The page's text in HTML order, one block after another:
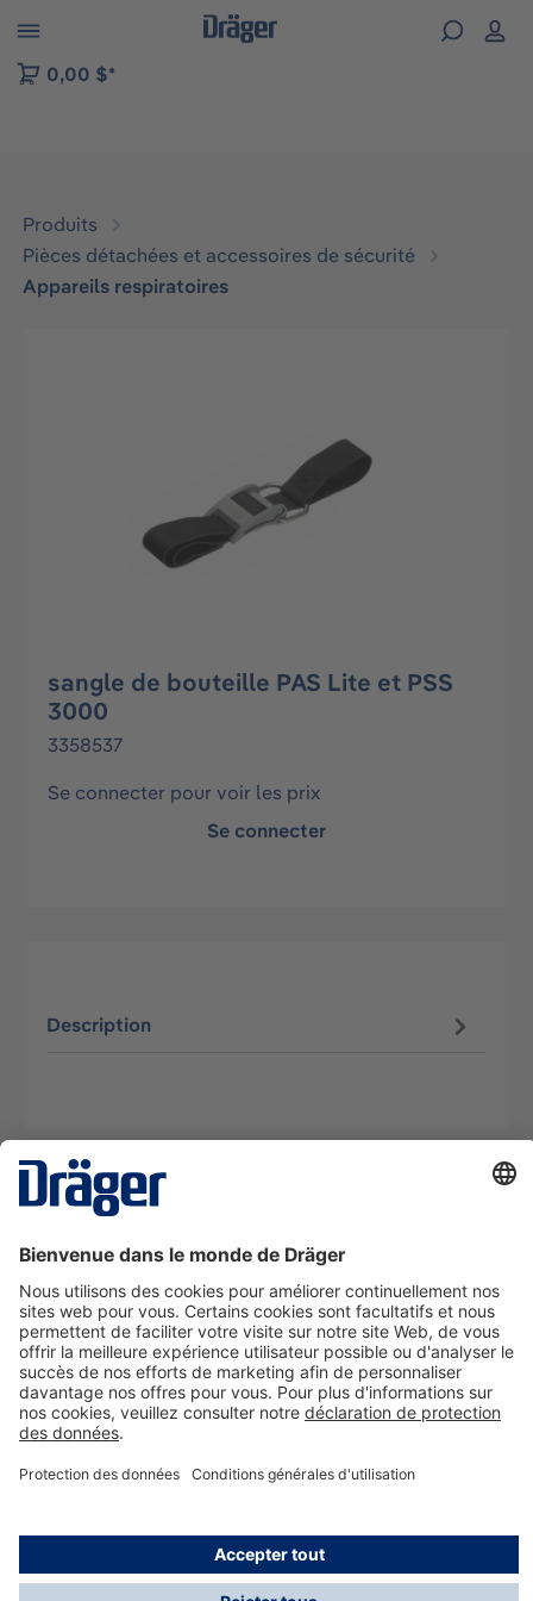
to B2B platform navigation
0,00 $*
Produits
Pièces détachées et accessoires de sécurité
Appareils respiratoires
sangle de bouteille PAS Lite et PSS
3000
3358537
Se connecter pour voir les prix
Se connecter
Description
La technologie
Nous contacter
A propos de Dräger
Informations
*Les taxes et les frais d'expédition ne sont pas inclus